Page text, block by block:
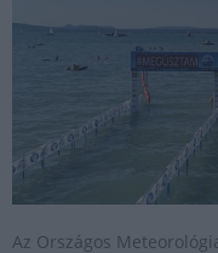
Az Országos